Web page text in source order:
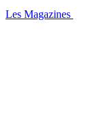
Les Magazines